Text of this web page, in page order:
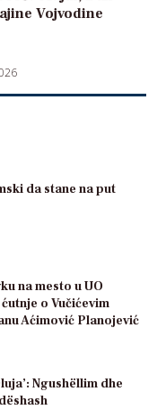
Vojvodine
da stane na put
na mesto u UO
o Vučićevim
Aćimović Planojević
Ngushëllim dhe